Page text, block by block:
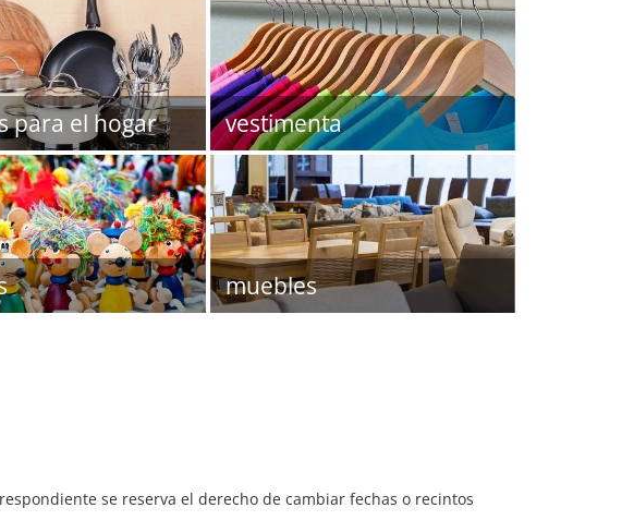
para el hogar vestimenta
muebles
se reserva el derecho de cambiar fechas o recintos